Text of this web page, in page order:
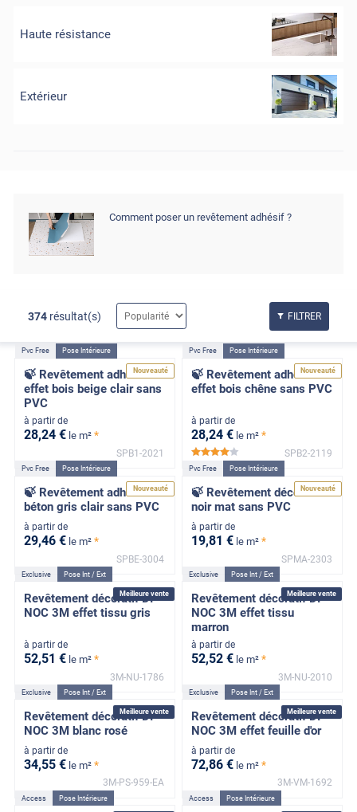
Haute résistance
Extérieur
Comment poser un revêtement adhésif ?
374 résultat(s) FILTRER
Nouveauté
Pvc Free Pose Intérieure
🍃 Revêtement adhésif
effet bois beige clair sans
PVC
à partir de
28,24 € le m² *
SPB1-2021
Nouveauté
Pvc Free Pose Intérieure
🍃 Revêtement adhésif
effet bois chêne sans PVC
à partir de
28,24 € le m² *
*****
SPB2-2119
Nouveauté
Pvc Free Pose Intérieure
🍃 Revêtement adhésif
béton gris clair sans PVC
à partir de
29,46 € le m² *
SPBE-3004
Nouveauté
Pvc Free Pose Intérieure
🍃 Revêtement décoratif
noir mat sans PVC
à partir de
19,81 € le m² *
SPMA-2303
Meilleure vente
Exclusive Pose Int / Ext
Revêtement décoratif DI-
NOC 3M effet tissu gris
à partir de
52,51 € le m² *
3M-NU-1786
Meilleure vente
Exclusive Pose Int / Ext
Revêtement décoratif DI-
NOC 3M effet tissu
marron
à partir de
52,52 € le m² *
3M-NU-2010
Meilleure vente
Exclusive Pose Int / Ext
Revêtement décoratif DI-
NOC 3M blanc rosé
à partir de
34,55 € le m² *
3M-PS-959-EA
Meilleure vente
Exclusive Pose Int / Ext
Revêtement décoratif DI-
NOC 3M effet feuille d'or
à partir de
72,86 € le m² *
3M-VM-1692
Access Pose Intérieure Access Pose Intérieure